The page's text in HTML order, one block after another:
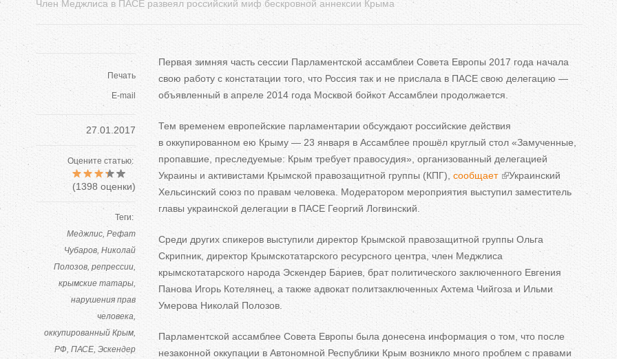
Член Меджлиса в ПАСЕ развеял российский миф бескровной аннексии Крыма
Печать
E-mail
27.01.2017
Оцените статью:
(1398 оценки)
Теги:
Меджлис Рефат
Чубаров Николай
Полозов репрессии
крымские татары
нарушения прав
человека
оккупированный Крым
РФ ПАСЕ Эскендер
Первая зимняя часть сессии Парламентской ассамблеи Совета Европы 2017 года начала
свою работу с констатации того, что Россия так и не прислала в ПАСЕ свою делегацию —
объявленный в апреле 2014 года Москвой бойкот Ассамблеи продолжается.
Тем временем европейские парламентарии обсуждают российские действия
в оккупированном ею Крыму — 23 января в Ассамблее прошёл круглый стол «Замученные,
пропавшие, преследуемые: Крым требует правосудия» , организованный делегацией
Украины и активистами Крымской правозащитной группы (КПГ), сообщает
Украинский
Хельсинский союз по правам человека. Модератором мероприятия выступил заместитель
главы украинской делегации в ПАСЕ Георгий Логвинский.
Среди других спикеров выступили директор Крымской правозащитной группы Ольга
Скрипник, директор Крымскотатарского ресурсного центра, член Меджлиса
крымскотатарского народа Эскендер Бариев, брат политического заключенного Евгения
Панова Игорь Котелянец, а также адвокат политзаключенных Ахтема Чийгоза и Ильми
Умерова Николай Полозов.
Парламентской ассамблее Совета Европы была донесена информация о том, что после
незаконной оккупации в Автономной Республики Крым возникло много проблем с правами
ь
е
а
к